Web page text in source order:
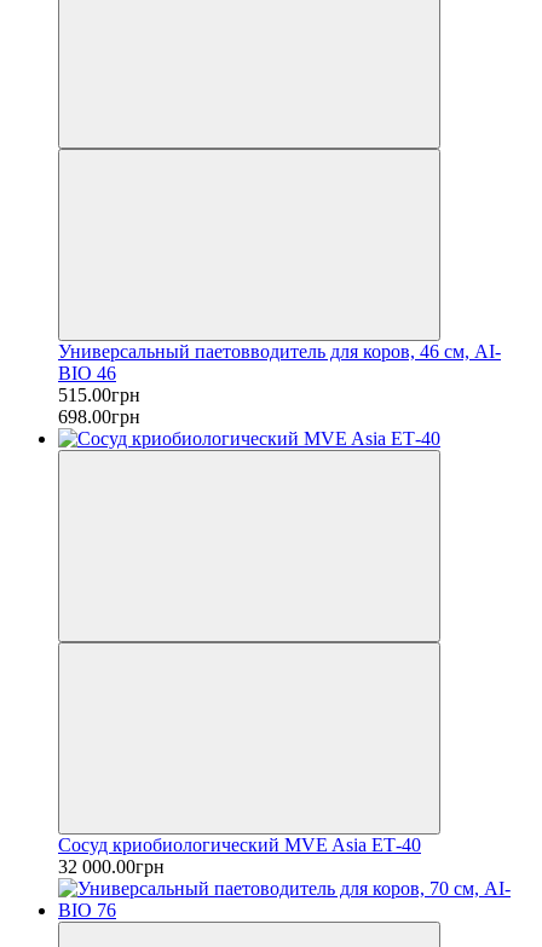
Универсальный паетовводитель для коров, 46 см, AI-
BIO 46
515.00грн
698.00грн
Сосуд криобиологический MVE Asia ЕТ-40
32 000.00грн